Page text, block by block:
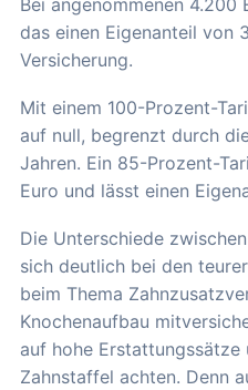
Bei angenommenen
das einen Eigenanteil von
Versicherung.
Mit einem 100-Prozent-
auf null, begrenzt durch
Jahren. Ein 85-Prozent-
Euro und lässt einen
Die Unterschiede
sich deutlich bei den
beim Thema
Knochenaufbau
auf hohe
Zahnstaffel achten. Denn